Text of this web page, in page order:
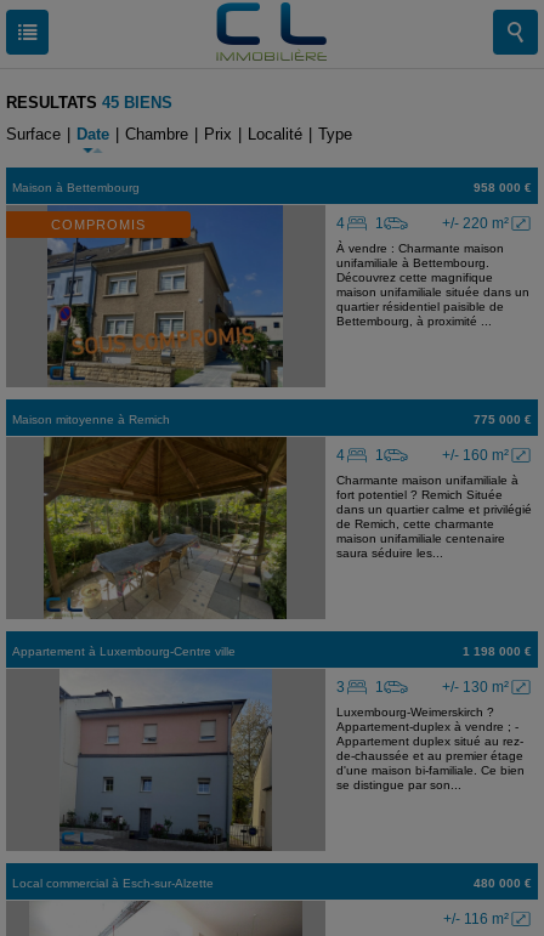
RESULTATS 45 BIENS
Surface
Date Chambre Prix Localité Type
Maison à Bettembourg 958 000 €
COMPROMIS +/- 220 m²
4 1
À vendre : Charmante maison
unifamiliale à Bettembourg.
Découvrez cette magnifique
maison unifamiliale située dans un
quartier résidentiel paisible de
Bettembourg, à proximité ...
Maison mitoyenne à Remich 775 000 €
+/- 160 m²
4 1
Charmante maison unifamiliale à
fort potentiel ? Remich Située
dans un quartier calme et privilégié
de Remich, cette charmante
maison unifamiliale centenaire
saura séduire les...
Appartement à Luxembourg-Centre ville 1 198 000 €
+/- 130 m²
3 1
Luxembourg-Weimerskirch ?
Appartement-duplex à vendre ; -
Appartement duplex situé au rez-
de-chaussée et au premier étage
d'une maison bi-familiale. Ce bien
se distingue par son...
Local commercial à Esch-sur-Alzette 480 000 €
+/- 116 m²